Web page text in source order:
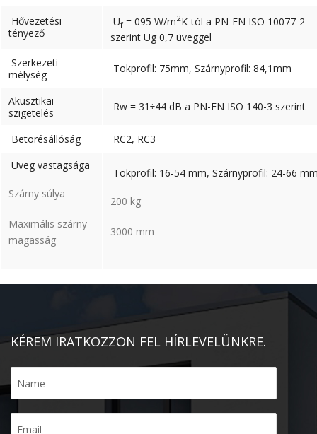
Hővezetési
tényező
Uf = 095 W/m2K-tól a PN-EN ISO 10077-2
szerint Ug 0,7 üveggel
Szerkezeti
mélység
Tokprofil: 75mm, Szárnyprofil: 84,1mm
Akusztikai
szigetelés
Rw = 31÷44 dB a PN-EN ISO 140-3 szerint
Betörésállóság
RC2, RC3
Üveg vastagsága
Szárny súlya
Maximális szárny
magasság
Tokprofil: 16-54 mm, Szárnyprofil: 24-66
200 kg
3000 mm
KÉREM IRATKOZZON FEL HÍRLEVELÜNKRE.